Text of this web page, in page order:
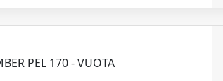
PEL 170 - VUOTA